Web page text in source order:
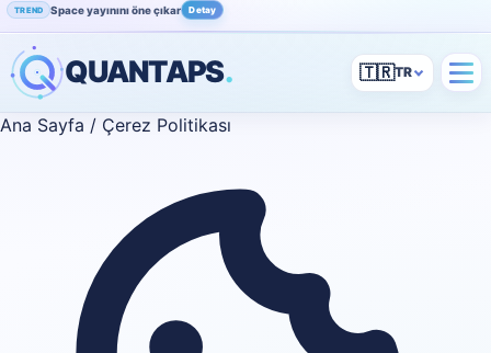
TREND Space yayınını öne çıkar Detay
POPÜLER Instagram beğenini artır İncele
QUANTAPS. 🇹🇷
Ana Sayfa / Çerez Politikası